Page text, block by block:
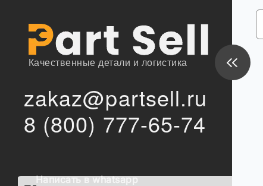
Качественные детали и логистика
zakaz@partsell.ru
8 (800) 777-65-74
Написать в whatsapp